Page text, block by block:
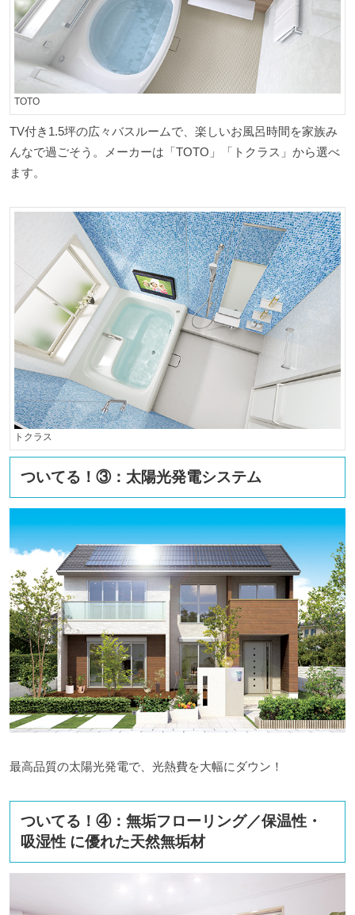
TOTO
TV付き 1.5坪の広々バスルームで、楽しいお風呂時間を家族み
んなで過ごそう 。メーカーは「TOTO 」「トクラス」から選べ
ます。
トクラス
ついてる！③：太陽光発電システム
最高品質の太陽光発電で、光熱費を大幅にダウン！
ついてる！④：無垢フローリング／保温性・
吸湿性 に優れた天然無垢材